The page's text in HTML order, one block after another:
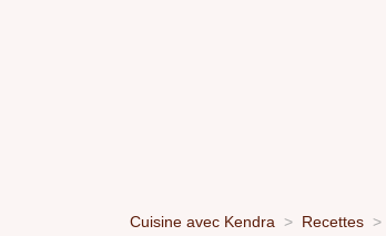
Cuisine avec Kendra Recettes